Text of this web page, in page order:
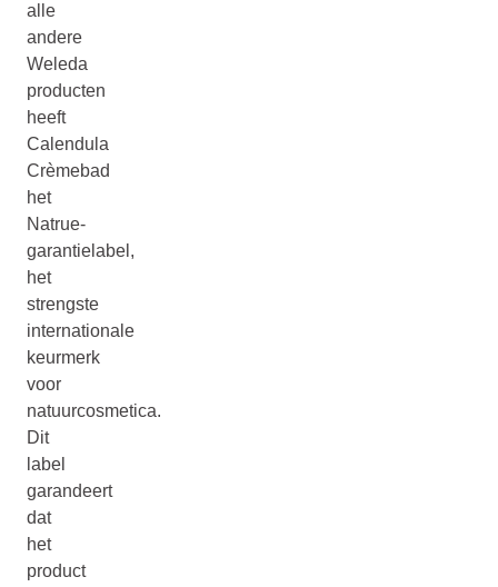
alle
andere
Weleda
producten
heeft
Calendula
Crèmebad
het
Natrue-
garantielabel,
het
strengste
internationale
keurmerk
voor
natuurcosmetica.
Dit
label
garandeert
dat
het
product